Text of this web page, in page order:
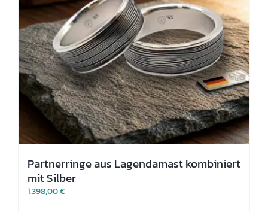
werden
Partnerringe aus Lagendamast kombiniert
mit Silber
1.398,00€